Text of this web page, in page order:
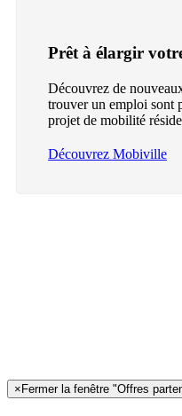
Prêt à élargir
Découvrez de
trouver un emploi sont
projet de mobilité
Découvrez Mobiville
× Fermer la fenêtre "Offres